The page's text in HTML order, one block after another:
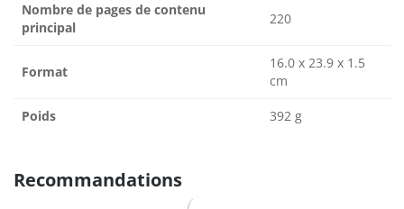
Nombre de pages de contenu
principal
220
Format
16.0 x 23.9 x 1.5
cm
Poids 392 g
Recommandations